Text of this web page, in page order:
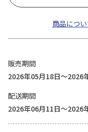
商品につ
販売期間
2026年05月18日～2026
配送期間
2026年06月11日～2026